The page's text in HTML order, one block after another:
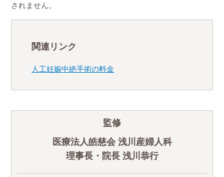
されません。
関連リンク
人工妊娠中絶手術の料金
監修
医療法人皓慈会 浅川産婦人科
理事長・院長 浅川恭行